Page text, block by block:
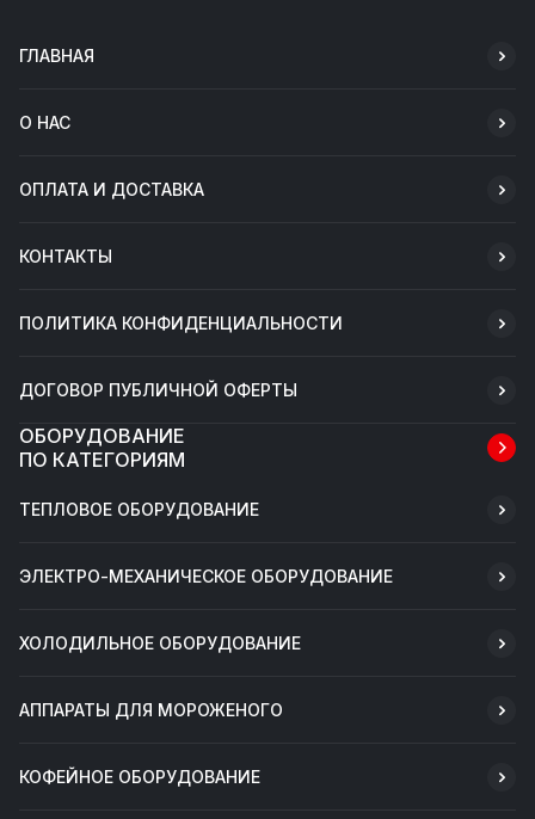
ГЛАВНАЯ
О НАС
ОПЛАТА И ДОСТАВКА
КОНТАКТЫ
ПОЛИТИКА КОНФИДЕНЦИАЛЬНОСТИ
ДОГОВОР ПУБЛИЧНОЙ ОФЕРТЫ
ОБОРУДОВАНИЕ
ПО КАТЕГОРИЯМ
ТЕПЛОВОЕ ОБОРУДОВАНИЕ
ЭЛЕКТРО-МЕХАНИЧЕСКОЕ ОБОРУДОВАНИЕ
ХОЛОДИЛЬНОЕ ОБОРУДОВАНИЕ
АППАРАТЫ ДЛЯ МОРОЖЕНОГО
КОФЕЙНОЕ ОБОРУДОВАНИЕ